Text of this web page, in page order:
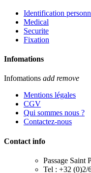
Identification
Medical
Securite
Fixation
Infomations
Infomations add remove
Mentions légales
CGV
Qui sommes nous ?
Contactez-nous
Contact info
Passage
Tel : +32 (0)2/